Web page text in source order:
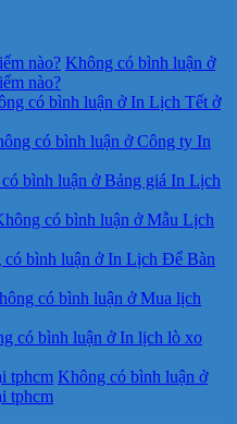
nào? Không có bình luận ở
nào?
có bình luận ở In Lịch Tết ở
có bình luận ở Công ty In
bình luận ở Bảng giá In Lịch
có bình luận ở Mẫu Lịch
có bình luận ở In Lịch Để Bàn
có bình luận ở Mua lịch
có bình luận ở In lịch lò xo
tphcm Không có bình luận ở
tphcm